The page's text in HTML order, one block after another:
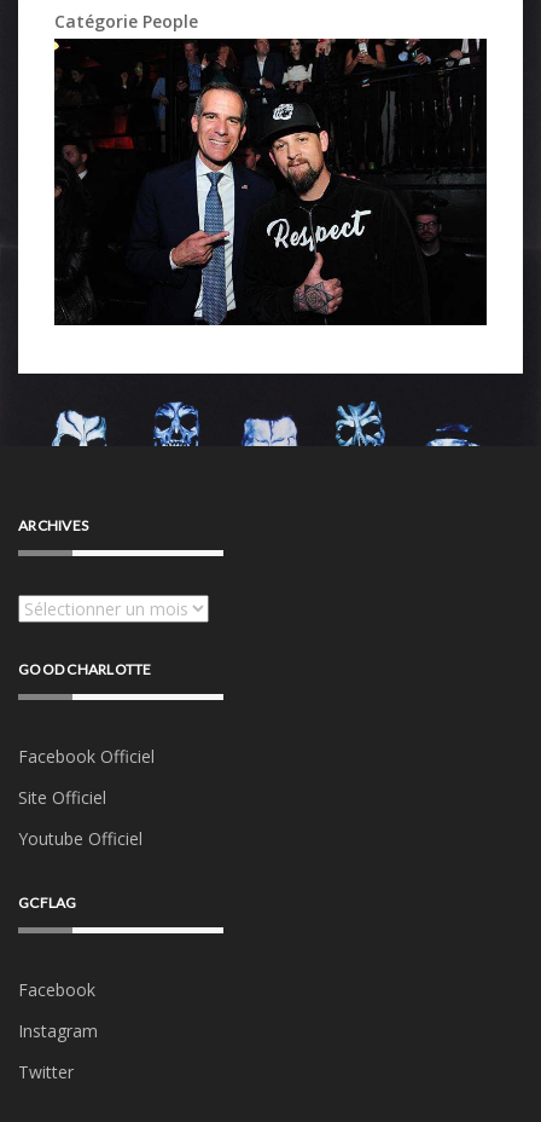
Catégorie People
ARCHIVES
Archives
GOOD CHARLOTTE
Facebook Officiel
Site Officiel
Youtube Officiel
GCFLAG
Facebook
Instagram
Twitter